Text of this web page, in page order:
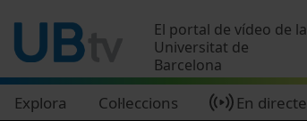
El portal de vídeo de la
Universitat de
Barcelona
Explora Col·leccions En directe